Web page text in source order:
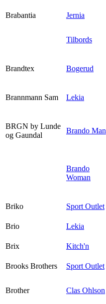
Brabantia
Jernia
Tilbords
Brandtex Bogerud
Brannmann Sam Lekia
BRGN by Lunde
og Gaundal
Brando Man
Brando
Woman
Briko
Sport Outlet
Brio
Lekia
Brix
Kitch'n
Brooks Brothers
Sport Outlet
Brother Clas Ohlson